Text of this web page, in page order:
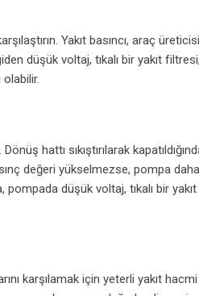
Yakıt basıncı, araç
düşük voltaj, tıkalı bir yakıt
hattı sıkıştırılarak
değeri yükselmezse, pompa
düşük voltaj, tıkalı bir
karşılamak için yeterli yakıt